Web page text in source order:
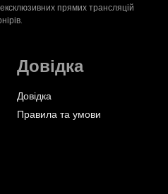
прямих трансляцій
Довідка
Довідка
Правила та умови